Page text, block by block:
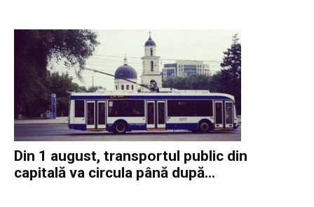
Din 1 august, transportul public din
capitală va circula până după...